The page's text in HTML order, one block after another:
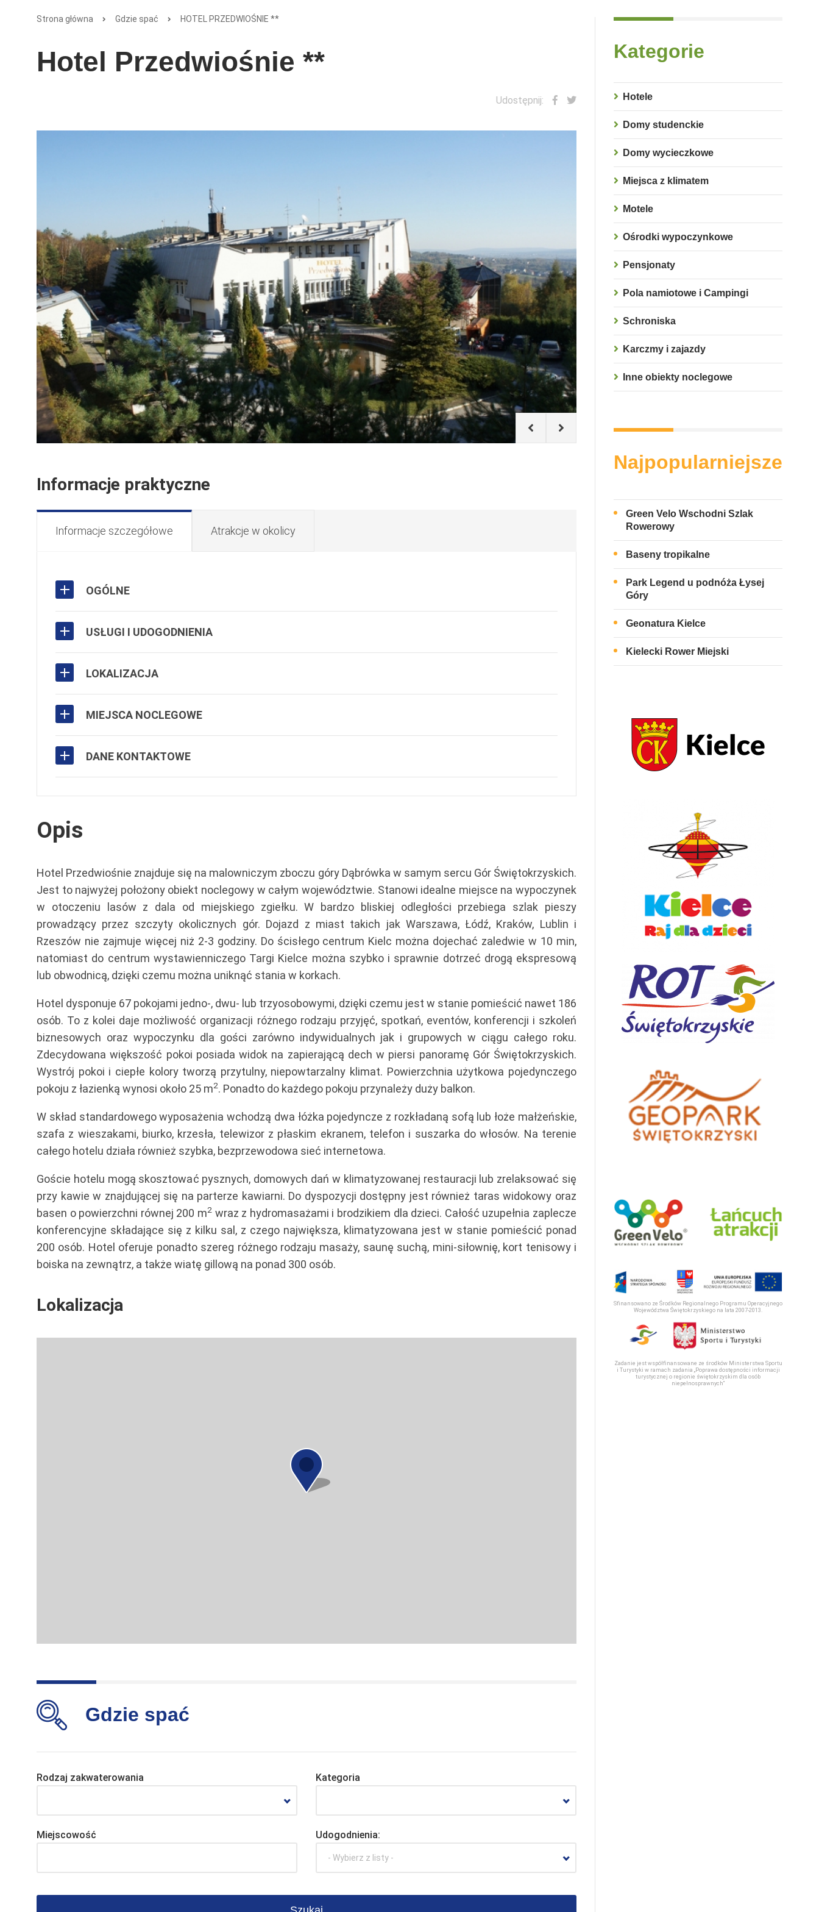
Strona główna Gdzie spać HOTEL PRZEDWIOŚNIE **
Hotel Przedwiośnie **
Udostępnij:
Pokój
Archiwum Hotelu Przedwiośnie
Archiwum Hotelu Przedwiośnie
Informacje praktyczne
Informacje szczegółowe Atrakcje w okolicy
OGÓLNE
USŁUGI I UDOGODNIENIA
LOKALIZACJA
MIEJSCA NOCLEGOWE
DANE KONTAKTOWE
Opis
Hotel Przedwiośnie znajduje się na malowniczym zboczu góry Dąbrówka w samym sercu Gór Świętokrzyskich.
Jest to najwyżej położony obiekt noclegowy w całym województwie. Stanowi idealne miejsce na wypoczynek
w otoczeniu lasów z dala od miejskiego zgiełku.W bardzo bliskiej odległości przebiega szlak pieszy
prowadzący przez szczyty okolicznych gór. Dojazd z miast takich jak Warszawa, Łódź, Kraków, Lublin i
Rzeszów nie zajmuje więcej niż 2-3 godziny. Do ścisłego centrum Kielc można dojechać zaledwie w 10 min,
natomiast do centrum wystawienniczego Targi Kielce można szybko i sprawnie dotrzeć drogą ekspresową
lub obwodnicą, dzięki czemu można uniknąć stania w korkach.
Hotel dysponuje 67 pokojami jedno-, dwu- lub trzyosobowymi, dzięki czemu jest w stanie pomieścić nawet 186
osób. To z kolei daje możliwość organizacji różnego rodzaju przyjęć, spotkań, eventów, konferencji i szkoleń
biznesowych oraz wypoczynku dla gości zarówno indywidualnych jak i grupowych w ciągu całego roku.
Zdecydowana większość pokoi posiada widok na zapierającą dech w piersi panoramę Gór Świętokrzyskich.
Wystrój pokoi i ciepłe kolory tworzą przytulny, niepowtarzalny klimat. Powierzchnia użytkowa pojedynczego
pokoju z łazienką wynosi około 25 m2. Ponadto do każdego pokoju przynależy duży balkon.
W skład standardowego wyposażenia wchodzą dwa łóżka pojedyncze z rozkładaną sofą lub łoże małżeńskie,
szafa z wieszakami, biurko, krzesła, telewizor z płaskim ekranem, telefon i suszarka do włosów. Na terenie
całego hotelu działa również szybka, bezprzewodowa sieć internetowa.
Goście hotelu mogą skosztować pysznych, domowych dań w klimatyzowanej restauracji lub zrelaksować się
przy kawie w znajdującej się na parterze kawiarni. Do dyspozycji dostępny jest również taras widokowy oraz
basen o powierzchni równej 200 m2 wraz z hydromasażami i brodzikiem dla dzieci. Całość uzupełnia zaplecze
konferencyjne składające się z kilku sal, z czego największa, klimatyzowana jest w stanie pomieścić ponad
200 osób. Hotel oferuje ponadto szereg różnego rodzaju masaży, saunę suchą, mini-siłownię, kort tenisowy i
boiska na zewnątrz, a także wiatę gillową na ponad 300 osób.
Lokalizacja
Gdzie spać
Rodzaj zakwaterowania Kategoria
Miejscowość Udogodnienia:
- Wybierz z listy -
Kategorie
Hotele
Domy studenckie
Domy wycieczkowe
Miejsca z klimatem
Motele
Ośrodki wypoczynkowe
Pensjonaty
Pola namiotowe i Campingi
Schroniska
Karczmy i zajazdy
Inne obiekty noclegowe
Najpopularniejsze
Green Velo Wschodni Szlak
Rowerowy
Baseny tropikalne
Park Legend u podnóża Łysej
Góry
Geonatura Kielce
Kielecki Rower Miejski
Sfinansowano ze Środków Regionalnego Programu Operacyjnego
Województwa Świętokrzyskiego na lata 2007-2013.
Zadanie jest współfinansowane ze środków Ministerstwa Sportu
i Turystyki w ramach zadania „Poprawa dostępności informacji
turystycznej o regionie świętokrzyskim dla osób
niepełnosprawnych“